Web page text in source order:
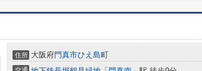
住所 大阪府門真市ひえ島町